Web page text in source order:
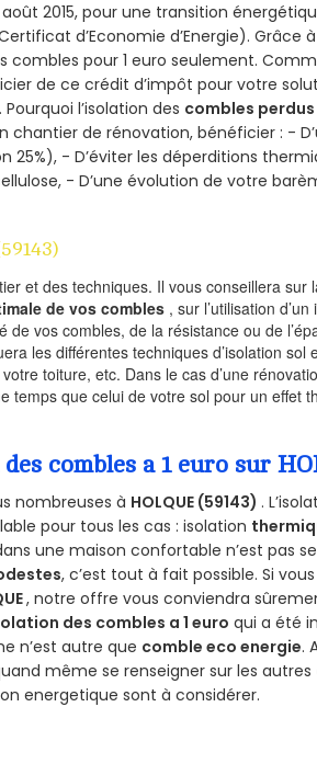
2015, pour une transition
d’Economie d’Energie). Grâce
combles pour 1 euro seulement.
de ce crédit d’impôt pour votre
l’isolation des combles
chantier de rénovation, bénéficier : -
- D’éviter les déperditions
- D’une évolution de votre
et des techniques. Il vous conseillera sur
de vos combles , sur l’utilisation
de vos combles, de la résistance ou de
les différentes techniques d’isolation sol
toiture, etc. Dans le cas d’une
temps que celui de votre sol pour un effet
combles a 1 euro sur
nombreuses à HOLQUE (59143) .
pour tous les cas : isolation
une maison confortable n’est pas
, c’est tout à fait possible. Si
, notre offre vous conviendra
des combles a 1 euro qui a été
n’est autre que comble eco energie.
même se renseigner sur les autres
energetique sont à considérer.